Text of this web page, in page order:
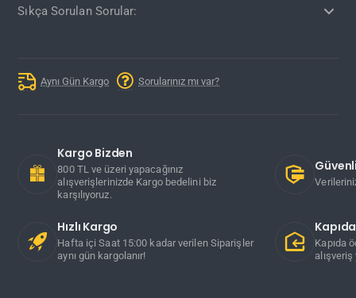
Sıkça Sorulan Sorular:
Aynı Gün Kargo Sorularınız mı var?
Kargo Bizden
800 TL ve üzeri yapacağınız
alışverişlerinizde Kargo bedelini biz
karşılıyoruz.
Hızlı Kargo
Hafta içi Saat 15:00 kadar verilen Siparişler
aynı gün kargolanır!
Kapıda